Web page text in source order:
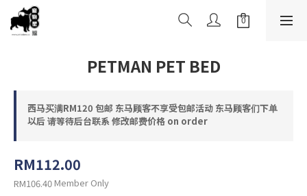
PETMAN PET BED
西马买满RM120 包邮 东马顾客不享受包邮活动 东马顾客们下单
以后 请等待后台联系 修改邮费价格 on order
RM112.00
RM106.40Member Only